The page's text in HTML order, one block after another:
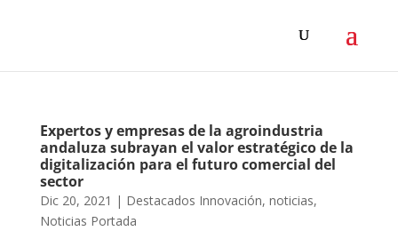
Expertos y empresas de la agroindustria
andaluza subrayan el valor estratégico de la
digitalización para el futuro comercial del
sector
Dic 20, 2021 | Destacados Innovación, noticias,
Noticias Portada